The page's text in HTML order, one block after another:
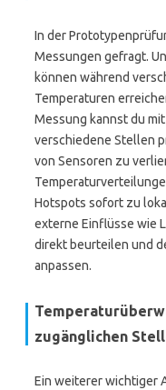
In der
Messungen gefragt.
können während
Temperaturen
Messung kannst du
verschiedene Stellen
von Sensoren zu
Hotspots sofort zu
externe Einflüsse wie
direkt beurteilen und
anpassen.
zugänglichen
Ein weiterer wichtiger